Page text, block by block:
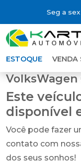
Seg a
ESTOQUE VENDA
VolksWagen
Este
disponível
Você pode fazer
contato com
dos seus sonhos!